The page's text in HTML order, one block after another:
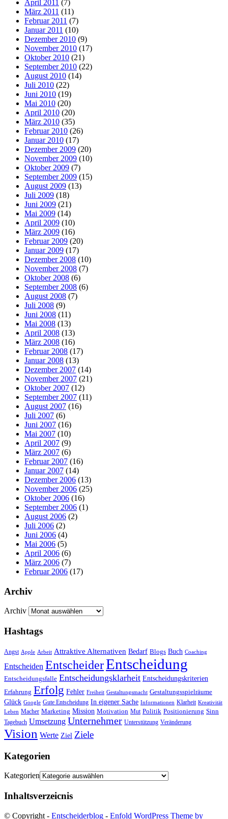
April 2011 (7)
März 2011 (11)
Februar 2011 (7)
Januar 2011 (10)
Dezember 2010 (9)
November 2010 (17)
Oktober 2010 (21)
September 2010 (22)
August 2010 (14)
Juli 2010 (22)
Juni 2010 (19)
Mai 2010 (20)
April 2010 (20)
März 2010 (35)
Februar 2010 (26)
Januar 2010 (17)
Dezember 2009 (20)
November 2009 (10)
Oktober 2009 (7)
September 2009 (15)
August 2009 (13)
Juli 2009 (18)
Juni 2009 (21)
Mai 2009 (14)
April 2009 (10)
März 2009 (16)
Februar 2009 (20)
Januar 2009 (17)
Dezember 2008 (10)
November 2008 (7)
Oktober 2008 (6)
September 2008 (6)
August 2008 (7)
Juli 2008 (9)
Juni 2008 (11)
Mai 2008 (13)
April 2008 (13)
März 2008 (16)
Februar 2008 (17)
Januar 2008 (13)
Dezember 2007 (14)
November 2007 (21)
Oktober 2007 (12)
September 2007 (11)
August 2007 (16)
Juli 2007 (6)
Juni 2007 (16)
Mai 2007 (10)
April 2007 (9)
März 2007 (6)
Februar 2007 (16)
Januar 2007 (14)
Dezember 2006 (13)
November 2006 (25)
Oktober 2006 (16)
September 2006 (1)
August 2006 (2)
Juli 2006 (2)
Juni 2006 (4)
Mai 2006 (5)
April 2006 (6)
März 2006 (7)
Februar 2006 (17)
Archiv
Archiv
Hashtags
Angst Apple Arbeit Attraktive Alternativen Bedarf Blogs Buch Coaching
Entscheiden EntscheiderEntscheidung
Entscheidungsfalle Entscheidungsklarheit Entscheidungskriterien
Erfahrung Erfolg Fehler Freiheit Gestaltungsmacht Gestaltungsspielräume
Glück Google Gute Entscheidung In eigener Sache Informationen Klarheit Kreativität
Leben Macher Marketing Mission Motivation Mut Politik Positionierung Sinn
Tagebuch Umsetzung Unternehmer Unterstützung Veränderung
Vision Werte Ziel Ziele
Kategorien
Kategorien
Inhaltsverzeicnis
© Copyright - Entscheiderblog - Enfold WordPress Theme by